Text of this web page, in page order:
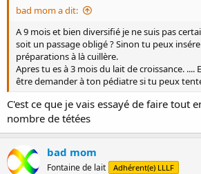
bad mom a dit:
A 9 mois et bien diversifié je ne suis pas
soit un passage obligé ? Sinon tu peux
préparations à là cuillère.
Apres tu es à 3 mois du lait de croissance.
être demander à ton pédiatre si tu peux
C'est ce que je vais essayé de faire tout
nombre de tétées
bad mom
Fontaine de lait Adhérent(e) LLLF